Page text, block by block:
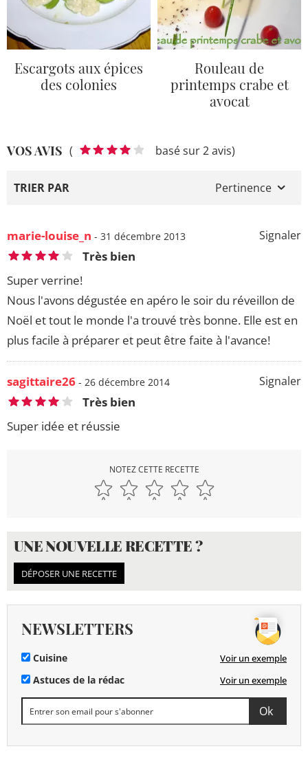
Escargots aux épices
des colonies
Rouleau de
printemps crabe et
avocat
VOS AVIS ( basé sur 2 avis)
TRIER PAR Pertinence
Signaler
marie-louise_n - 31 décembre 2013
Très bien
Super verrine!
Nous l'avons dégustée en apéro le soir du réveillon de
Noël et tout le monde l'a trouvé très bonne. Elle est en
plus facile à préparer et peut être faite à l'avance!
Signaler
sagittaire26 - 26 décembre 2014
Très bien
Super idée et réussie
NOTEZ CETTE RECETTE
UNE NOUVELLE RECETTE ?
DÉPOSER UNE RECETTE
NEWSLETTERS
Cuisine Voir un exemple
Astuces de la rédac Voir un exemple